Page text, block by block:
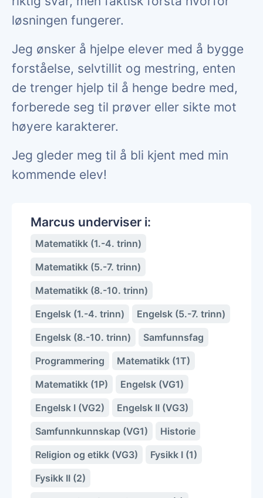
løsningen fungerer.
Jeg ønsker å hjelpe elever med å bygge
forståelse, selvtillit og mestring, enten
de trenger hjelp til å henge bedre med,
forberede seg til prøver eller sikte mot
høyere karakterer.
Jeg gleder meg til å bli kjent med min
kommende elev!
Marcus underviser i:
Matematikk (1.-4. trinn)
Matematikk (5.-7. trinn)
Matematikk (8.-10. trinn)
Engelsk (1.-4. trinn)
Engelsk (5.-7. trinn)
Engelsk (8.-10. trinn)
Samfunnsfag
Programmering
Matematikk (1T)
Matematikk (1P)
Engelsk (VG1)
Engelsk I (VG2)
Engelsk II (VG3)
Samfunnkunnskap (VG1)
Historie
Religion og etikk (VG3)
Fysikk I (1)
Fysikk II (2)